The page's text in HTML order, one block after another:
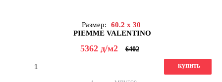
Размер:
60.2 x 30
PIEMME VALENTINO
5362 д/м2 6402
купить